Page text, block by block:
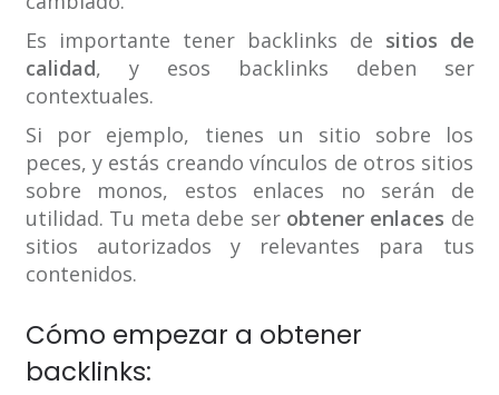
Es importante tener backlinks de sitios de
calidad, y esos backlinks deben ser
contextuales.
Si por ejemplo, tienes un sitio sobre los
peces, y estás creando vínculos de otros sitios
sobre monos, estos enlaces no serán de
utilidad. Tu meta debe ser obtener enlaces de
sitios autorizados y relevantes para tus
contenidos.
Cómo empezar a obtener
backlinks: